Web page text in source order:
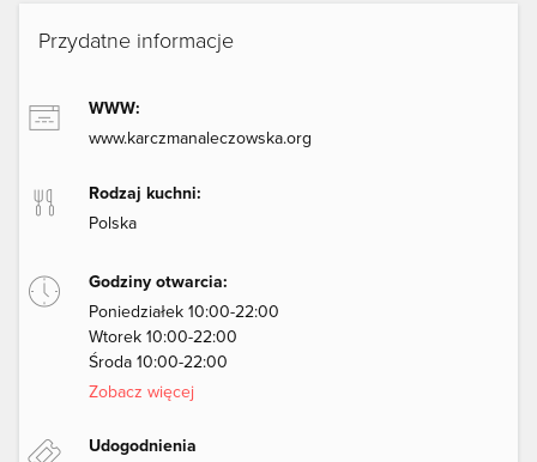
Przydatne informacje
WWW:
www.karczmanaleczowska.org
Rodzaj kuchni:
Polska
Godziny otwarcia:
Poniedziałek 10:00-22:00
Wtorek 10:00-22:00
Środa 10:00-22:00
Zobacz więcej
Udogodnienia